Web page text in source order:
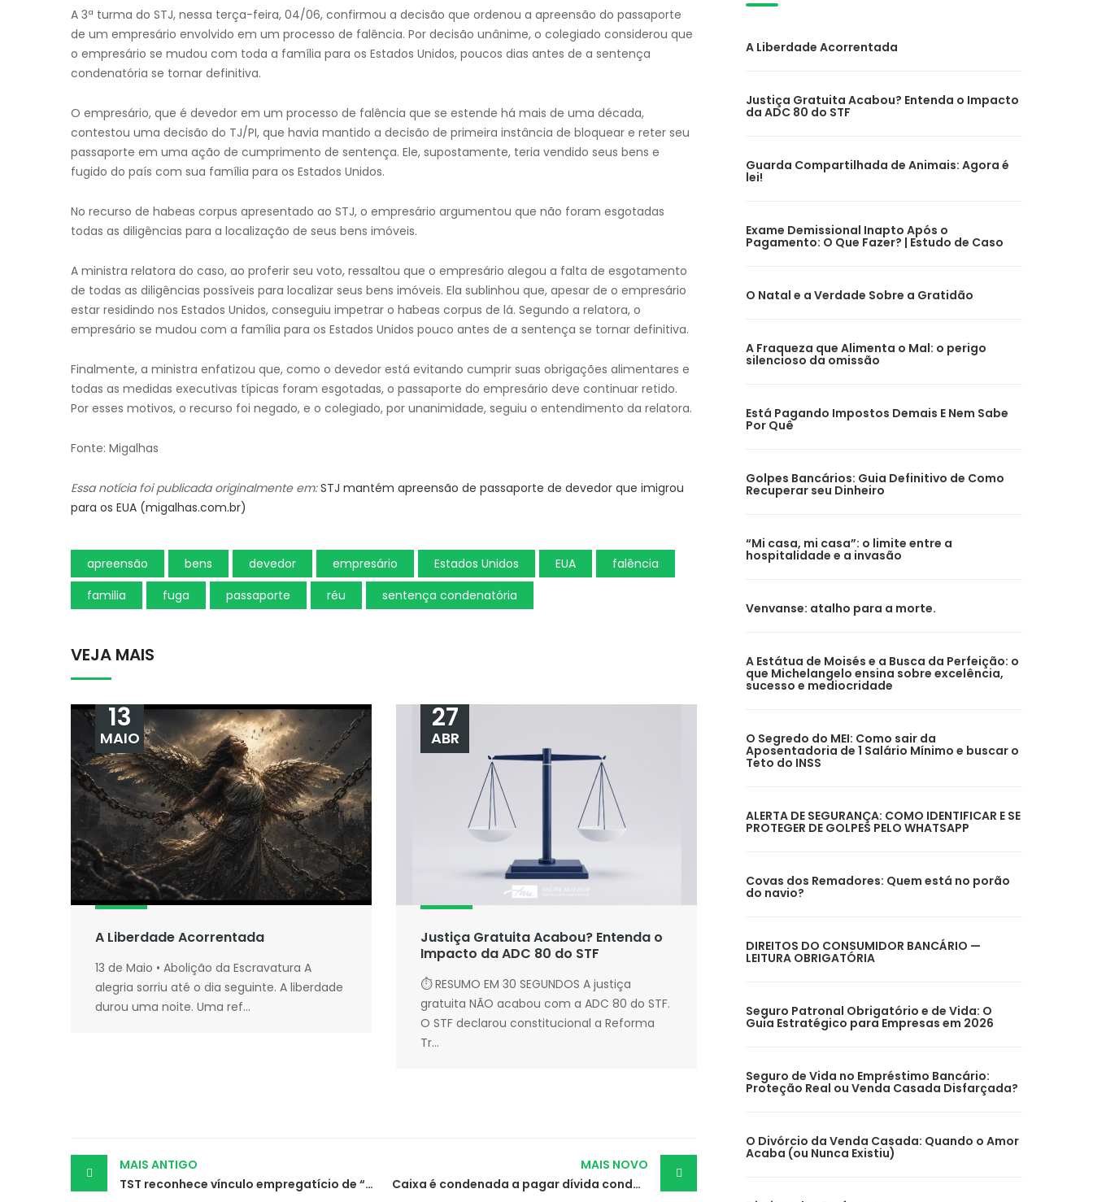
A 3ª turma do STJ, nessa terça-feira, 04/06, confirmou a decisão que ordenou a apreensão do passaporte
de um empresário envolvido em um processo de falência. Por decisão unânime, o colegiado considerou que
o empresário se mudou com toda a família para os Estados Unidos, poucos dias antes de a sentença
condenatória se tornar definitiva.
O empresário, que é devedor em um processo de falência que se estende há mais de uma década,
contestou uma decisão do TJ/PI, que havia mantido a decisão de primeira instância de bloquear e reter seu
passaporte em uma ação de cumprimento de sentença. Ele, supostamente, teria vendido seus bens e
fugido do país com sua família para os Estados Unidos.
No recurso de habeas corpus apresentado ao STJ, o empresário argumentou que não foram esgotadas
todas as diligências para a localização de seus bens imóveis.
A ministra relatora do caso, ao proferir seu voto, ressaltou que o empresário alegou a falta de esgotamento
de todas as diligências possíveis para localizar seus bens imóveis. Ela sublinhou que, apesar de o empresário
estar residindo nos Estados Unidos, conseguiu impetrar o habeas corpus de lá. Segundo a relatora, o
empresário se mudou com a família para os Estados Unidos pouco antes de a sentença se tornar definitiva.
Finalmente, a ministra enfatizou que, como o devedor está evitando cumprir suas obrigações alimentares e
todas as medidas executivas típicas foram esgotadas, o passaporte do empresário deve continuar retido.
Por esses motivos, o recurso foi negado, e o colegiado, por unanimidade, seguiu o entendimento da relatora.
Fonte: Migalhas
Essa notícia foi publicada originalmente em: STJ mantém apreensão de passaporte de devedor que imigrou
para os EUA (migalhas.com.br)
apreensão bens devedor empresário Estados Unidos EUA
falência
familia
fuga passaporte réu sentença condenatória
VEJA MAIS
A Liberdade Acorrentada
13
MAIO
13 de Maio • Abolição da Escravatura A
alegria sorriu até o dia seguinte. A liberdade
durou uma noite. Uma ref...
Justiça Gratuita Acabou? Entenda o
Impacto da ADC 80 do STF
27
ABR
⏱ RESUMO EM 30 SEGUNDOS A justiça
gratuita NÃO acabou com a ADC 80 do STF.
O STF declarou constitucional a Reforma
Tr...
Post
navigation
MAIS ANTIGO
TST reconhece vínculo empregatício de “espião” da seleção brasileira
MAIS NOVO
Caixa é condenada a pagar dívida condominial de imóvel de sua propriedade
A Liberdade Acorrentada
Justiça Gratuita Acabou? Entenda o Impacto
da ADC 80 do STF
Guarda Compartilhada de Animais: Agora é
lei!
Exame Demissional Inapto Após o
Pagamento: O Que Fazer? | Estudo de Caso
O Natal e a Verdade Sobre a Gratidão
A Fraqueza que Alimenta o Mal: o perigo
silencioso da omissão
Está Pagando Impostos Demais E Nem Sabe
Por Quê
Golpes Bancários: Guia Definitivo de Como
Recuperar seu Dinheiro
“Mi casa, mi casa”: o limite entre a
hospitalidade e a invasão
Venvanse: atalho para a morte.
A Estátua de Moisés e a Busca da Perfeição: o
que Michelangelo ensina sobre excelência,
sucesso e mediocridade
O Segredo do MEI: Como sair da
Aposentadoria de 1 Salário Mínimo e buscar o
Teto do INSS
ALERTA DE SEGURANÇA: COMO IDENTIFICAR E SE
PROTEGER DE GOLPES PELO WHATSAPP
Covas dos Remadores: Quem está no porão
do navio?
DIREITOS DO CONSUMIDOR BANCÁRIO —
LEITURA OBRIGATÓRIA
Seguro Patronal Obrigatório e de Vida: O
Guia Estratégico para Empresas em 2026
Seguro de Vida no Empréstimo Bancário:
Proteção Real ou Venda Casada Disfarçada?
O Divórcio da Venda Casada: Quando o Amor
Acaba (ou Nunca Existiu)